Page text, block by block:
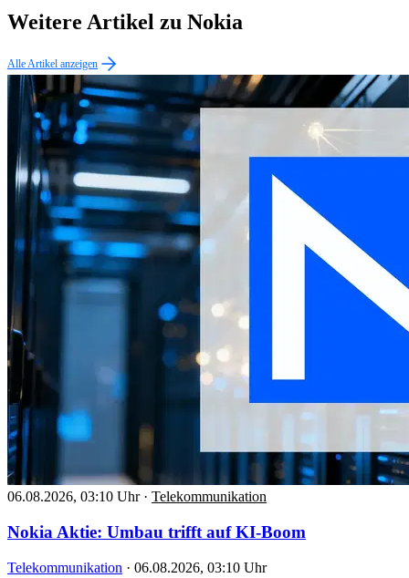
Weitere Artikel zu Nokia
Alle Artikel anzeigen
06.08.2026, 03:10 Uhr · Telekommunikation
Nokia Aktie: Umbau trifft auf KI-Boom
Telekommunikation · 06.08.2026, 03:10 Uhr